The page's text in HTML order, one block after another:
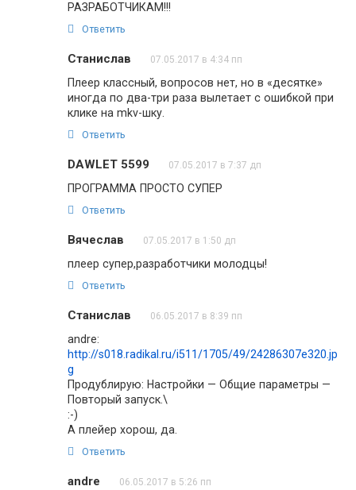
РАЗРАБОТЧИКАМ!!!
Ответить
Станислав 07.05.2017 в 4:34 пп
Плеер классный, вопросов нет, но в «десятке»
иногда по два-три раза вылетает с ошибкой при
клике на mkv-шку.
Ответить
DAWLET 5599 07.05.2017 в 7:37 дп
ПРОГРАММА ПРОСТО СУПЕР
Ответить
Вячеслав 07.05.2017 в 1:50 дп
плеер супер,разработчики молодцы!
Ответить
Станислав 06.05.2017 в 8:39 пп
andre:
http://s018.radikal.ru/i511/1705/49/24286307e320.jp
g
Продублирую: Настройки — Общие параметры —
Повторый запуск.\
:-)
А плейер хорош, да.
Ответить
andre 06.05.2017 в 5:26 пп